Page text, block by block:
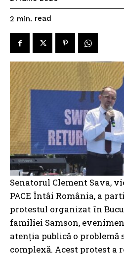
2 min. read
Senatorul Clement Sava,
PACE Întâi România, a
protestul organizat în
familiei Samson,
atenția publică o problemă
complexă. Acest protest a